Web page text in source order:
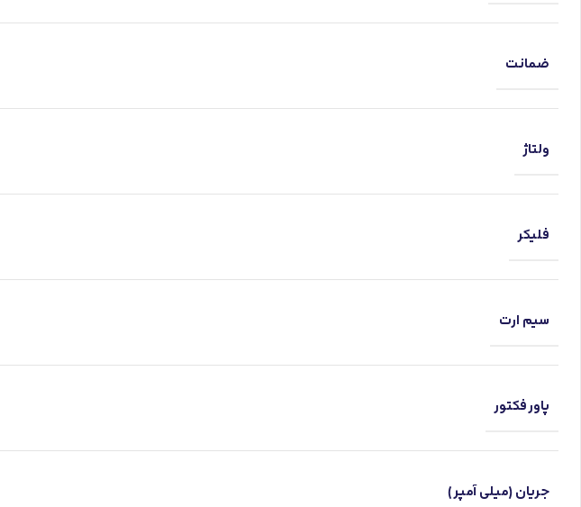
ضمانت
ولتاژ
فلیکر
سیم ارت
پاور فکتور
جریان (میلی آمپر)